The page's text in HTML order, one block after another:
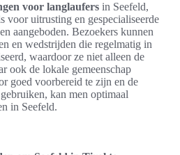
voor langlaufers in Seefeld,
voor uitrusting en gespecialiseerde
aangeboden. Bezoekers kunnen
en wedstrijden die regelmatig in
waardoor ze niet alleen de
ook de lokale gemeenschap
goed voorbereid te zijn en de
kan men optimaal
in Seefeld.